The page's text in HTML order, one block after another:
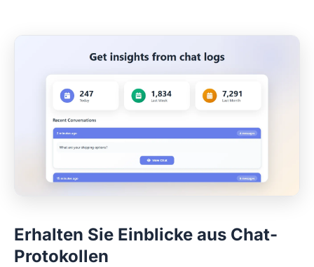
Erhalten Sie Einblicke aus Chat-
Protokollen